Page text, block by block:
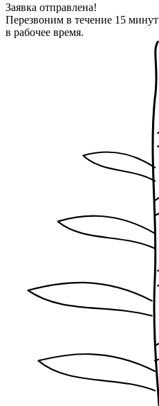
Заявка отправлена!
Перезвоним в течение 15 минут
в рабочее время.